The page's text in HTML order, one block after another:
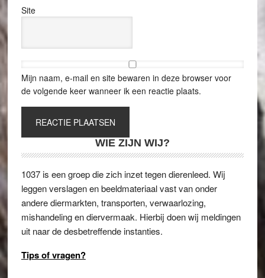
Site
Mijn naam, e-mail en site bewaren in deze browser voor
de volgende keer wanneer ik een reactie plaats.
WIE ZIJN WIJ?
1037 is een groep die zich inzet tegen dierenleed. Wij
leggen verslagen en beeldmateriaal vast van onder
andere diermarkten, transporten, verwaarlozing,
mishandeling en diervermaak. Hierbij doen wij meldingen
uit naar de desbetreffende instanties.
Tips of vragen?